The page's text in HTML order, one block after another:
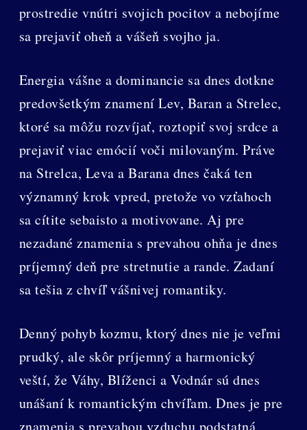
prostredie vnútri svojich pocitov a nebojíme
sa prejaviť oheň a vášeň svojho ja.
Energia vášne a dominancie sa dnes dotkne
predovšetkým znamení Lev, Baran a Strelec,
ktoré sa môžu rozvíjať, roztopiť svoj srdce a
prejaviť viac emócií voči milovaným. Práve
na Strelca, Leva a Barana dnes čaká ten
významný krok vpred, pretože vo vzťahoch
sa cítite sebaisto a motivovane. Aj pre
nezadané znamenia s prevahou ohňa je dnes
príjemný deň pre stretnutie a rande. Zadaní
sa tešia z chvíľ vášnivej romantiky.
Denný pohyb kozmu, ktorý dnes nie je veľmi
prudký, ale skôr príjemný a harmonický
veští, že Váhy, Blíženci a Vodnár sú dnes
unášaní k romantickým chvíľam. Dnes je pre
znamenia s prevahou vzduchu podstatná